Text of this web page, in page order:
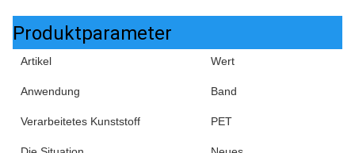
Produktparameter
Artikel Wert
Anwendung Band
Verarbeitetes Kunststoff PET